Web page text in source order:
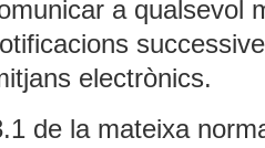
a qualsevol
electrònics.
de la mateixa